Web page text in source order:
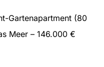
Gartenapartment (80
Meer – 146.000 €